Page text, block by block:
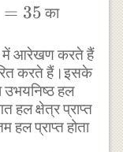
= 35 का
में आरेखण करते हैं
करते हैं।इसके
उभयनिष्ठ हल
हल क्षेत्र प्राप्त
हल प्राप्त होता